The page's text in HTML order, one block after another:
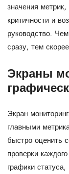
значения
критичности и
руководство.
сразу, тем
Экраны
Экран
главными
быстро оценить
проверки
графики